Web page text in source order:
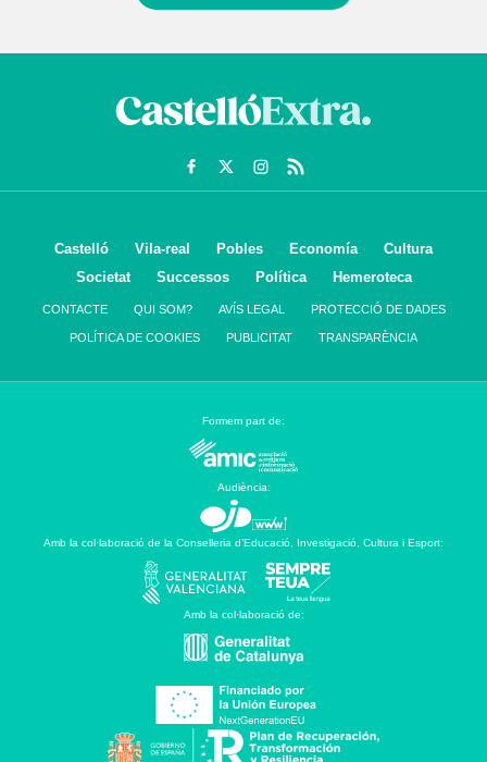
Castelló Vila-real Pobles Economía
Cultura
Societat
Successos Política Hemeroteca
CONTACTE QUI SOM? AVÍS LEGAL PROTECCIÓ DE DADES
POLÍTICA DE COOKIES PUBLICITAT TRANSPARÈNCIA
Formem part de:
Audiència:
Amb la col·laboració de la Conselleria d’Educació, Investigació, Cultura i Esport:
Amb la col·laboració de: